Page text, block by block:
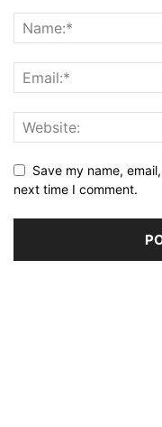
Save my name,
next time I comment.